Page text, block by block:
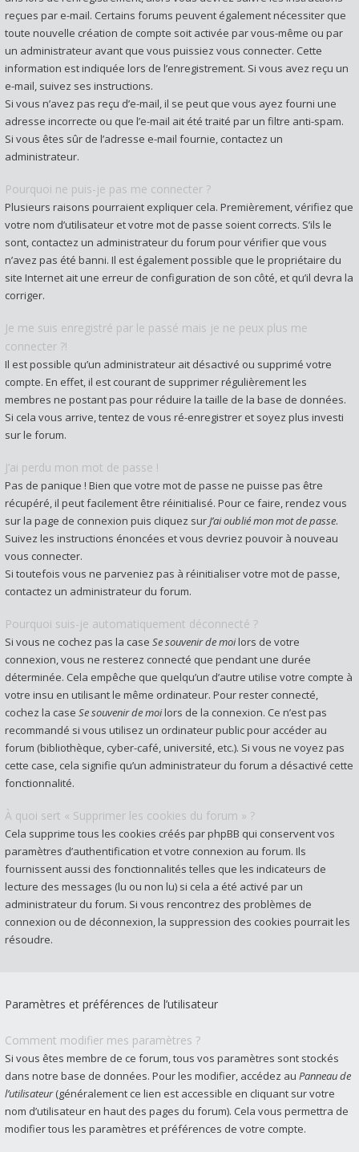
reçues par e-mail. Certains forums peuvent également nécessiter que
toute nouvelle création de compte soit activée par vous-même ou par
un administrateur avant que vous puissiez vous connecter. Cette
information est indiquée lors de l’enregistrement. Si vous avez reçu un
e-mail, suivez ses instructions.
Si vous n’avez pas reçu d’e-mail, il se peut que vous ayez fourni une
adresse incorrecte ou que l’e-mail ait été traité par un filtre anti-spam.
Si vous êtes sûr de l’adresse e-mail fournie, contactez un
administrateur.
Pourquoi ne puis-je pas me connecter ?
Plusieurs raisons pourraient expliquer cela. Premièrement, vérifiez que
votre nom d’utilisateur et votre mot de passe soient corrects. S’ils le
sont, contactez un administrateur du forum pour vérifier que vous
n’avez pas été banni. Il est également possible que le propriétaire du
site Internet ait une erreur de configuration de son côté, et qu’il devra la
corriger.
Je me suis enregistré par le passé mais je ne peux plus me
connecter ?!
Il est possible qu’un administrateur ait désactivé ou supprimé votre
compte. En effet, il est courant de supprimer régulièrement les
membres ne postant pas pour réduire la taille de la base de données.
Si cela vous arrive, tentez de vous ré-enregistrer et soyez plus investi
sur le forum.
J’ai perdu mon mot de passe !
Pas de panique ! Bien que votre mot de passe ne puisse pas être
récupéré, il peut facilement être réinitialisé. Pour ce faire, rendez vous
sur la page de connexion puis cliquez surJ’ai oublié mon mot de passe.
Suivez les instructions énoncées et vous devriez pouvoir à nouveau
vous connecter.
Si toutefois vous ne parveniez pas à réinitialiser votre mot de passe,
contactez un administrateur du forum.
Pourquoi suis-je automatiquement déconnecté ?
Si vous ne cochez pas la case Se souvenir de moilors de votre
connexion, vous ne resterez connecté que pendant une durée
déterminée. Cela empêche que quelqu’un d’autre utilise votre compte à
votre insu en utilisant le même ordinateur. Pour rester connecté,
cochez la case Se souvenir de moilors de la connexion. Ce n’est pas
recommandé si vous utilisez un ordinateur public pour accéder au
forum (bibliothèque, cyber-café, université, etc.). Si vous ne voyez pas
cette case, cela signifie qu’un administrateur du forum a désactivé cette
fonctionnalité.
À quoi sert « Supprimer les cookies du forum » ?
Cela supprime tous les cookies créés par phpBB qui conservent vos
paramètres d’authentification et votre connexion au forum. Ils
fournissent aussi des fonctionnalités telles que les indicateurs de
lecture des messages (lu ou non lu) si cela a été activé par un
administrateur du forum. Si vous rencontrez des problèmes de
connexion ou de déconnexion, la suppression des cookies pourrait les
résoudre.
Paramètres et préférences de l’utilisateur
Comment modifier mes paramètres ?
Si vous êtes membre de ce forum, tous vos paramètres sont stockés
dans notre base de données. Pour les modifier, accédez au Panneau de
l’utilisateur(généralement ce lien est accessible en cliquant sur votre
nom d’utilisateur en haut des pages du forum). Cela vous permettra de
modifier tous les paramètres et préférences de votre compte.